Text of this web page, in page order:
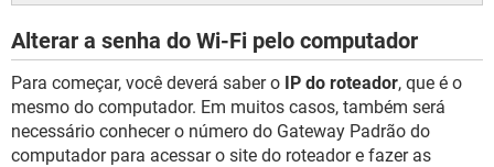
Alterar a senha do Wi-Fi pelo computador
Para começar, você deverá saber o IP do roteador, que é o
mesmo do computador. Em muitos casos, também será
necessário conhecer o número do Gateway Padrão do
computador para acessar o site do roteador e fazer as